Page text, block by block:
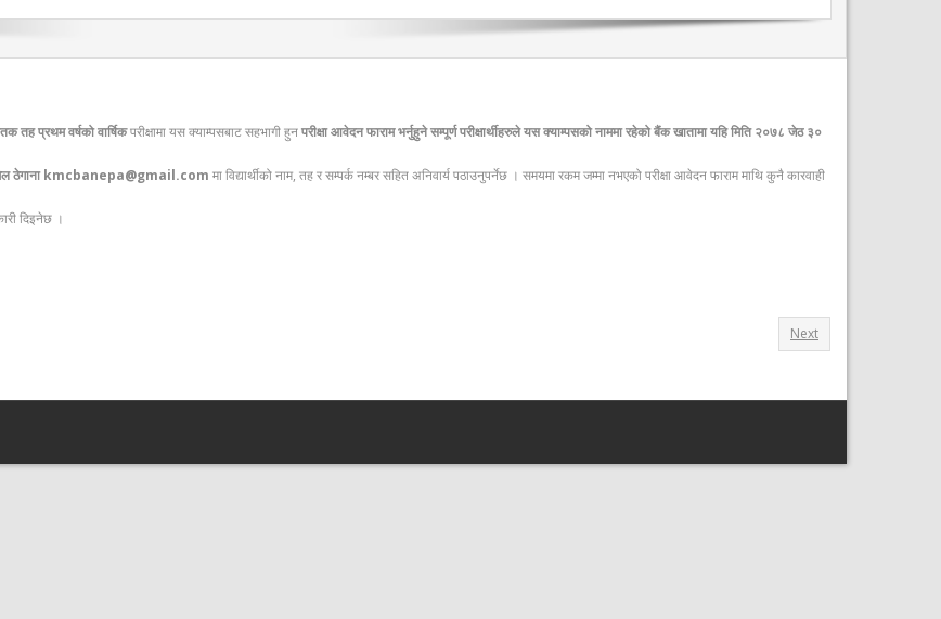
तह प्रथम वर्षको वार्षिकपरीक्षामा यस क्याम्पसबाट सहभागी हुनपरीक्षा आवेदन फाराम भर्नुहुने सम्पूर्ण परीक्षार्थीहरुले यस क्याम्पसको नाममा रहेको बैंक खातामा यहि मिति २०७८ जेठ ३०
ठेगाना kmcbanepa@gmail.com मा विद्यार्थीको नाम, तह र सम्पर्क नम्बर सहित अनिवार्य पठाउनुपर्नेछ । समयमा रकम जम्मा नभएको परीक्षा आवेदन फाराम माथि कुनै कारवाही
दिइनेछ ।
Next